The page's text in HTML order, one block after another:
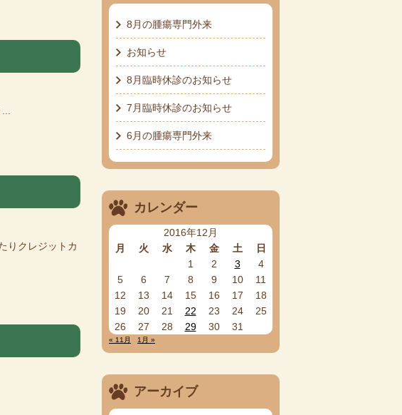
りクレジットカ
8月の腫瘍専門外来
お知らせ
8月臨時休診のお知らせ
7月臨時休診のお知らせ
6月の腫瘍専門外来
カレンダー
2016年12月
月
火 水 木 金 土
日
1
2 3
4
5
6 7 8 9 10
11
12
13 14 15 16 17
18
19
20 21 22 23 24
25
26
27 28 29 30 31
« 11月 1月 »
アーカイブ